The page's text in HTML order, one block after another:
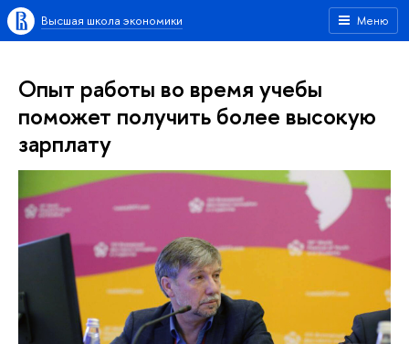
Меню
Высшая школа экономики
Опыт работы во время учебы
поможет получить более высокую
зарплату